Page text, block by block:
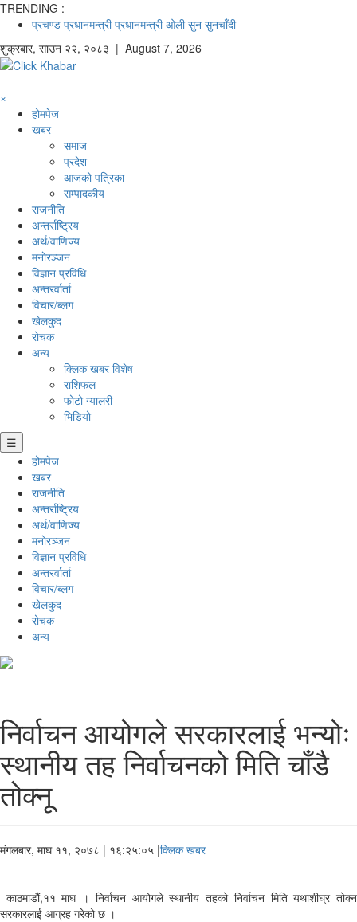
TRENDING :
प्रचण्ड प्रधानमन्त्री प्रधानमन्त्री ओली सुन सुनचाँदी
शुक्रबार, साउन २२, २०८३ | August 7, 2026
×
होमपेज
खबर
समाज
प्रदेश
आजको पत्रिका
सम्पादकीय
राजनीति
अन्तर्राष्ट्रिय
अर्थ/वाणिज्य
मनाेरञ्जन
विज्ञान प्रविधि
अन्तरर्वार्ता
विचार/ब्लग
खेलकुद
रोचक
अन्य
क्लिक खबर विशेष
राशिफल
फोटो ग्यालरी
भिडियो
☰
होमपेज
खबर
राजनीति
अन्तर्राष्ट्रिय
अर्थ/वाणिज्य
मनाेरञ्जन
विज्ञान प्रविधि
अन्तरर्वार्ता
विचार/ब्लग
खेलकुद
रोचक
अन्य
निर्वाचन आयोगले सरकारलाई भन्योः
स्थानीय तह निर्वाचनको मिति चाँडै
तोक्नू
मंगलबार, माघ ११, २०७८ | १६:२५:०५ |क्लिक खबर
काठमाडौं,११ माघ । निर्वाचन आयोगले स्थानीय तहको निर्वाचन मिति यथाशीघ्र तोक्न
सरकारलाई आग्रह गरेको छ ।